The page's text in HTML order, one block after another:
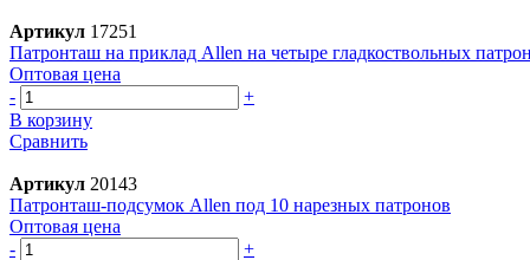
Артикул 17251
Патронташ на приклад Allen на четыре гладкоствольных
Оптовая цена
-
+
В корзину
Сравнить
Артикул 20143
Патронташ-подсумок Allen под 10 нарезных патронов
Оптовая цена
-
+